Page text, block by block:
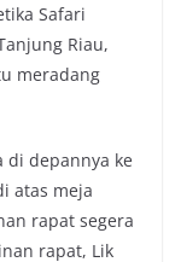
Safari
Riau,
meradang
di depannya ke
atas meja
rapat segera
rapat, Lik